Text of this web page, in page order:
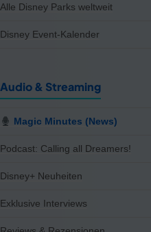
Alle Disney Parks weltweit
Disney Event-Kalender
Audio & Streaming
Magic Minutes (News)
Podcast: Calling all Dreamers!
Disney+ Neuheiten
Exklusive Interviews